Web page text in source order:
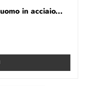
in acciaio...